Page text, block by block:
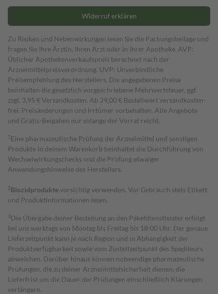
Widerruf erklären
Zu Risiken und Nebenwirkungen lesen Sie die Packungsbeilage und
fragen Sie Ihre Ärztin, Ihren Arzt oder in Ihrer Apotheke. AVP:
Üblicher Apothekenverkaufspreis berechnet nach der
Arzneimittelpreisverordnung. UVP: Unverbindliche
Preisempfehlung des Herstellers. Die angegebenen Preise
beinhalten die gesetzlich vorgeschriebene Mehrwertsteuer, ggf.
zzgl. 3,95 € Versandkosten. Ab 29,00 € Bestell­wert versand­kosten­
frei. Preisänderungen und Irrtümer vorbehalten. Alle Angebote
und Gratis-Beigaben nur solange der Vorrat reicht.
1 Eine pharmazeutische Prüfung der Arzneimittel und sonstigen
Produkte in deinem Warenkorb beinhaltet die Durchführung von
Wechselwirkungschecks und die Prüfung etwaiger
Anwendungshinweise des Herstellers.
2Biozidproduktevorsichtig verwenden. Vor Gebrauch stets Etikett
und Produktinformationen lesen.
3Die Übergabe deiner Bestellung an den Paketdienstleister erfolgt
bei uns werktags von Montag bis Freitag bis 18:00 Uhr. Der genaue
Lieferzeitpunkt kann je nach Region und in Abhängigkeit der
Produktverfügbarkeit sowie vom Zustellzeitpunkt des Spediteurs
abweichen. Darüber hinaus können notwendige pharmazeutische
Prüfungen, die zu deiner Arzneimittelsicherheit dienen, die
Lieferfrist um die Dauer der Prüfungen einschließlich Klärungen
verlängern.